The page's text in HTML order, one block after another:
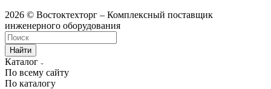
2026 © Востоктехторг – Комплексный поставщик
инженерного оборудования
Найти
Каталог
По всему сайту
По каталогу